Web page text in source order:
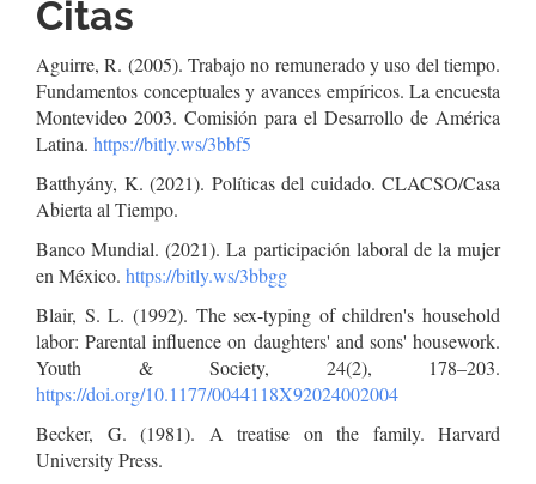
Citas
Aguirre, R. (2005). Trabajo no remunerado y uso del tiempo.
Fundamentos conceptuales y avances empíricos. La encuesta
Montevideo 2003. Comisión para el Desarrollo de América
Latina. https://bitly.ws/3bbf5
Batthyány, K. (2021). Políticas del cuidado. CLACSO/Casa
Abierta al Tiempo.
Banco Mundial. (2021). La participación laboral de la mujer
en México. https://bitly.ws/3bbgg
Blair, S. L. (1992). The sex-typing of children's household
labor: Parental influence on daughters' and sons' housework.
Youth & Society, 24(2), 178–203.
https://doi.org/10.1177/0044118X92024002004
Becker, G. (1981). A treatise on the family. Harvard
University Press.